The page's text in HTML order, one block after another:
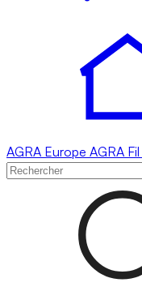
AGRA Europe AGRA Fil